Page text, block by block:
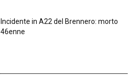
Incidente in A22 del Brennero: morto
46enne